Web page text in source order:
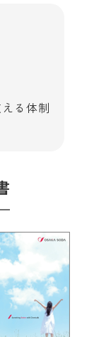
る体制